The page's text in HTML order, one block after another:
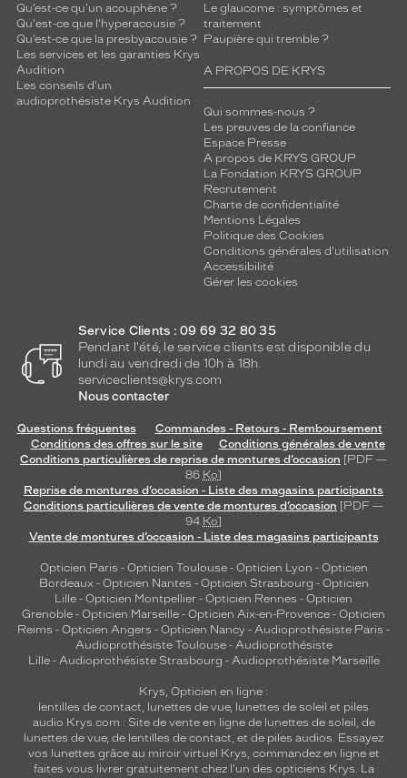
Qu’est-ce qu'un acouphène ?
Qu'est-ce que l'hyperacousie ?
Qu’est-ce que la presbyacousie ?
Les services et les garanties Krys
Audition
Les conseils d'un
audioprothésiste Krys Audition
Le glaucome : symptômes et
traitement
Paupière qui tremble ?
A PROPOS DE KRYS
Qui sommes-nous ?
Les preuves de la confiance
Espace Presse
A propos de KRYS GROUP
La Fondation KRYS GROUP
Recrutement
Charte de confidentialité
Mentions Légales
Politique des Cookies
Conditions générales d'utilisation
Accessibilité
Gérer les cookies
Service Clients : 09 69 32 80 35
Pendant l'été, le service clients est disponible du
lundi au vendredi de 10h à 18h.
serviceclients@krys.com
Nous contacter
Questions fréquentes
Commandes - Retours - Remboursement
Conditions des offres sur le site
Conditions générales de vente
Conditions particulières de reprise de montures d’occasion [PDF —
86 Ko]
Reprise de montures d’occasion - Liste des magasins participants
Conditions particulières de vente de montures d’occasion [PDF —
94 Ko]
Vente de montures d’occasion - Liste des magasins participants
Opticien Paris - Opticien Toulouse- Opticien Lyon - Opticien
Bordeaux- Opticien Nantes - Opticien Strasbourg - Opticien
Lille - Opticien Montpellier - Opticien Rennes - Opticien
Grenoble - Opticien Marseille - Opticien Aix-en-Provence - Opticien
Reims - Opticien Angers - Opticien Nancy - Audioprothésiste Paris -
Audioprothésiste Toulouse- Audioprothésiste
Lille- Audioprothésiste Strasbourg - Audioprothésiste Marseille
Krys, Opticien en ligne :
lentilles de contact, lunettes de vue, lunettes de soleil et piles
audio Krys.com : Site de vente en ligne de lunettes de soleil, de
lunettes de vue, de lentilles de contact, et de piles audios. Essayez
vos lunettes grâce au miroir virtuel Krys, commandez en ligne et
faites vous livrer gratuitement chez l'un des opticiens Krys. La